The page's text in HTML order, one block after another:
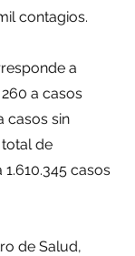
contagios.
a
a casos
casos sin
total de
casos
de Salud,